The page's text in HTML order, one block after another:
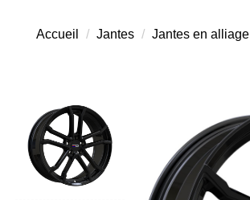
Accueil Jantes Jantes en alliage